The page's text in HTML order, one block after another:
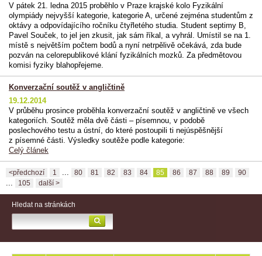
V pátek 21. ledna 2015 proběhlo v Praze krajské kolo Fyzikální
olympiády nejvyšší kategorie, kategorie A, určené zejména studentům z
oktávy a odpovídajícího ročníku čtyřletého studia. Student septimy B,
Pavel Souček, to jel jen zkusit, jak sám říkal, a vyhrál. Umístil se na 1.
místě s největším počtem bodů a nyní netrpělivě očekává, zda bude
pozván na celorepublikové klání fyzikálních mozků. Za předmětovou
komisi fyziky blahopřejeme.
Konverzační soutěž v angličtině
19.12.2014
V průběhu prosince proběhla konverzační soutěž v angličtině ve všech
kategoriích. Soutěž měla dvě části – písemnou, v podobě
poslechového testu a ústní, do které postoupili ti nejúspěšnější
z písemné části. Výsledky soutěže podle kategorie:
Celý článek
<předchozí 1 80 81 82 83 84 85 86 87 88 89 90
105 další >
Hledat na stránkách